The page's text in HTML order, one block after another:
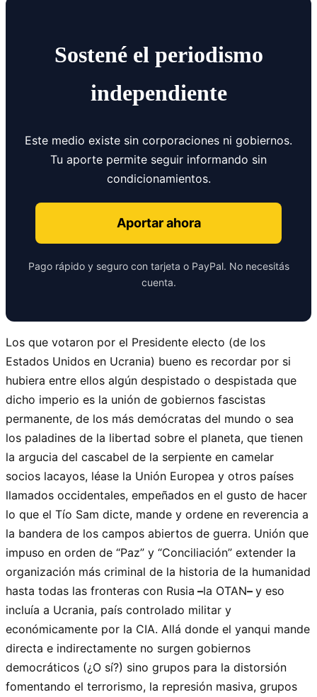
Sostené el periodismo
independiente
Este medio existe sin corporaciones ni gobiernos.
Tu aporte permite seguir informando sin
condicionamientos.
Aportar ahora
Pago rápido y seguro con tarjeta o PayPal. No necesitás
cuenta.
Los que votaron por el Presidente electo (de los
Estados Unidos en Ucrania) bueno es recordar por si
hubiera entre ellos algún despistado o despistada que
dicho imperio es la unión de gobiernos fascistas
permanente, de los más demócratas del mundo o sea
los paladines de la libertad sobre el planeta, que tienen
la argucia del cascabel de la serpiente en camelar
socios lacayos, léase la Unión Europea y otros países
llamados occidentales, empeñados en el gusto de hacer
lo que el Tío Sam dicte, mande y ordene en reverencia a
la bandera de los campos abiertos de guerra. Unión que
impuso en orden de “Paz” y “Conciliación” extender la
organización más criminal de la historia de la humanidad
hasta todas las fronteras con Rusia –la OTAN– y eso
incluía a Ucrania, país controlado militar y
económicamente por la CIA. Allá donde el yanqui mande
directa e indirectamente no surgen gobiernos
democráticos (¿O sí?) sino grupos para la distorsión
fomentando el terrorismo, la represión masiva, grupos